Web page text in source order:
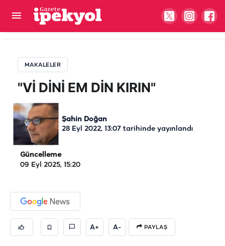
MAKALELER
"Vİ DİNİ EM DİN KIRIN"
Şahin Doğan
28 Eyl 2022, 13:07 tarihinde yayınlandı
Güncelleme
09 Eyl 2025, 15:20
A+ A- PAYLAŞ
"Vİ DİNİ EM DİN KIRIN"